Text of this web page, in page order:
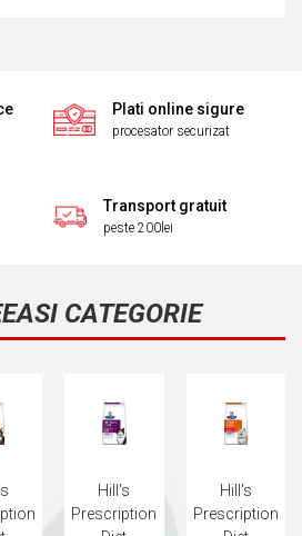
Plati online sigure
procesator securizat
Transport gratuit
peste 200lei
CATEGORIE
Hill's
Prescription
Hill's
Prescription